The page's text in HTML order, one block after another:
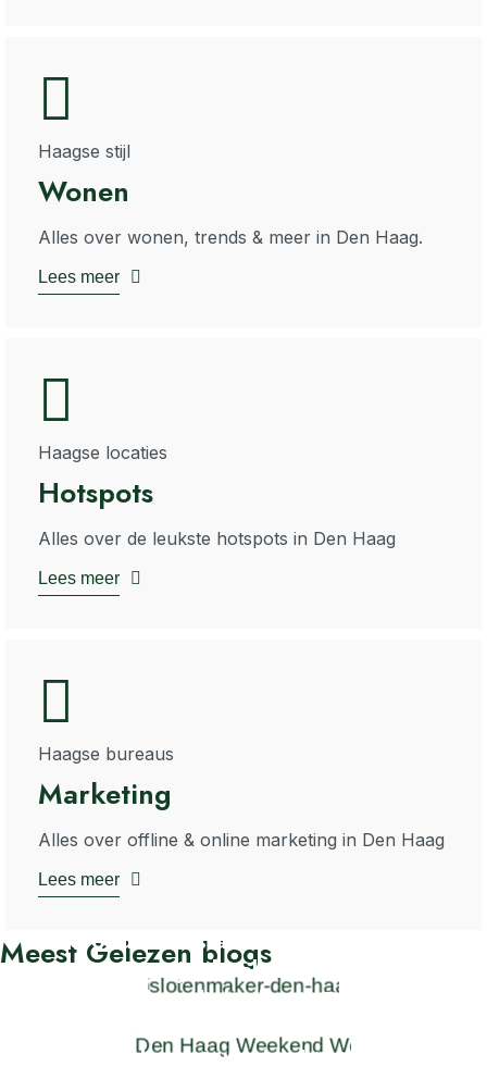
Haagse stijl
Wonen
Alles over wonen, trends & meer in Den Haag.
Lees meer
Haagse locaties
Hotspots
Alles over de leukste hotspots in Den Haag
Lees meer
Haagse bureaus
Marketing
Alles over offline & online marketing in Den Haag
Lees meer
Meest Gelezen blogs
De oudste restaurants in Den Haag
Dit zijn de allerleukste
bezienswaardigheden in Den Haag
Wat voor diensten heeft een
loodgietersbedrijf?